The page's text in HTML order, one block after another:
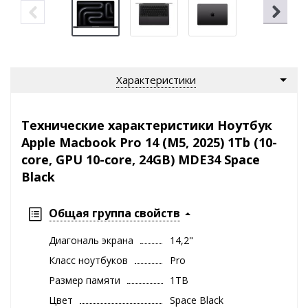
Характеристики
Технические характеристики Ноутбук
Apple Macbook Pro 14 (M5, 2025) 1Tb (10-
core, GPU 10-core, 24GB) MDE34 Space
Black
Общая группа свойств
Диагональ экрана
14,2"
Класс ноутбуков
Pro
Размер памяти
1TB
Цвет
Space Black